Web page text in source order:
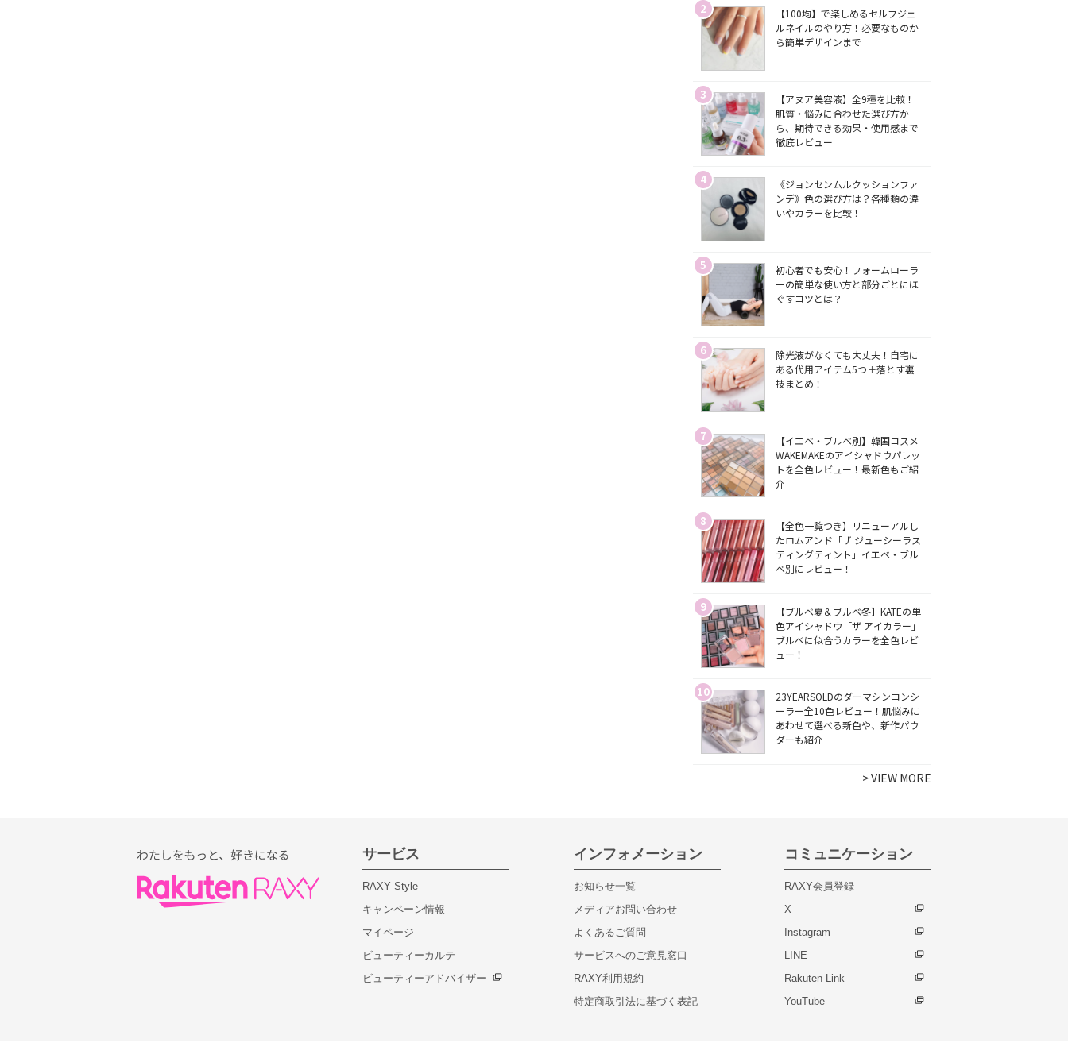
2
【100均】で楽しめるセルフジェ
ルネイルのやり方！必要なものか
ら簡単デザインまで
3
【アヌア美容液】全9種を比較！
肌質・悩みに合わせた選び方か
ら、期待できる効果・使用感まで
徹底レビュー
4
《ジョンセンムルクッションファ
ンデ》色の選び方は？各種類の違
いやカラーを比較！
5
初心者でも安心！フォームローラ
ーの簡単な使い方と部分ごとにほ
ぐすコツとは？
6
除光液がなくても大丈夫！自宅に
ある代用アイテム5つ＋落とす裏
技まとめ！
7
【イエベ・ブルベ別】韓国コスメ
WAKEMAKEのアイシャドウパレッ
トを全色レビュー！最新色もご紹
介
8
【全色一覧つき】リニューアルし
たロムアンド「ザ ジューシーラス
ティングティント」イエベ・ブル
ベ別にレビュー！
9
【ブルベ夏＆ブルベ冬】KATEの単
色アイシャドウ「ザ アイカラー」
ブルベに似合うカラーを全色レビ
ュー！
10
23YEARSOLDのダーマシンコンシ
ーラー全10色レビュー！肌悩みに
あわせて選べる新色や、新作パウ
ダーも紹介
>VIEW MORE
サービス
RAXY Style
キャンペーン情報
マイページ
ビューティーカルテ
ビューティーアドバイザー
インフォメーション
お知らせ一覧
メディアお問い合わせ
よくあるご質問
サービスへのご意見窓口
RAXY利用規約
特定商取引法に基づく表記
コミュニケーション
RAXY会員登録
X
Instagram
LINE
Rakuten Link
YouTube